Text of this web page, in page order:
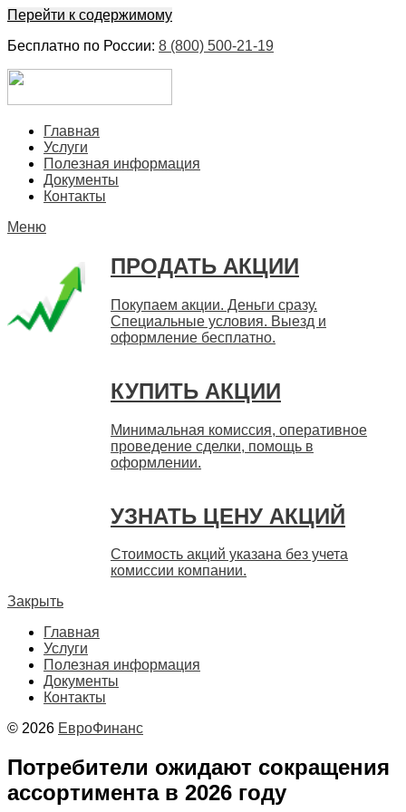
Перейти к содержимому
Бесплатно по России: 8 (800) 500-21-19
БыстроГлавная
Услуги
Полезная информация
Документы
Контакты
Меню
ПРОДАТЬ АКЦИИ
Покупаем акции. Деньги сразу.
Специальные условия. Выезд и
оформление бесплатно.
КУПИТЬ АКЦИИ
Минимальная комиссия, оперативное
проведение сделки, помощь в
оформлении.
УЗНАТЬ ЦЕНУ АКЦИЙ
Стоимость акций указана без учета
комиссии компании.
Закрыть
Главная
Услуги
Полезная информация
Документы
Контакты
© 2026 ЕвроФинанс
Потребители ожидают сокращения
ассортимента в 2026 году